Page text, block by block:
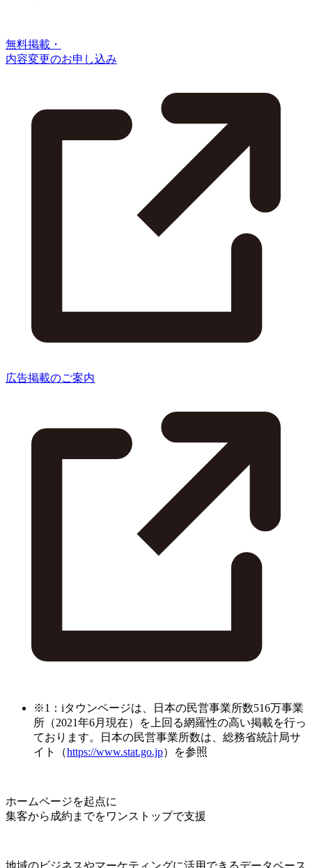
無料掲載・
内容変更のお申し込み
広告掲載のご案内
※1：iタウンページは、日本の民営事業所数516万事業
所（2021年6月現在）を上回る網羅性の高い掲載を行っ
ております。日本の民営事業所数は、総務省統計局サ
イト（https://www.stat.go.jp）を参照
ホームページを起点に
集客から成約までをワンストップで支援
地域のビジネスやマーケティングに活用できるデータベース